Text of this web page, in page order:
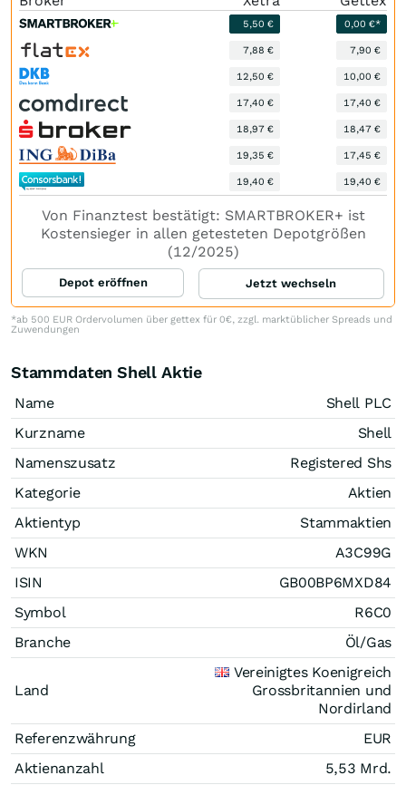
5,50 € 0,00 €*
7,88 € 7,90 €
12,50 € 10,00 €
17,40 € 17,40 €
18,97 € 18,47 €
19,35 € 17,45 €
19,40 € 19,40 €
Von Finanztest bestätigt: SMARTBROKER+ ist
Kostensieger in allen getesteten Depotgrößen
(12/2025)
Depot eröffnen Jetzt wechseln
*ab 500 EUR Ordervolumen über gettex für 0€, zzgl. marktüblicher Spreads und
Zuwendungen
Stammdaten Shell Aktie
Name
Shell PLC
Kurzname
Shell
Namenszusatz
Registered Shs
Kategorie
Aktien
Aktientyp
Stammaktien
WKN
A3C99G
ISIN
GB00BP6MXD84
Symbol
R6C0
Branche
Öl/Gas
Land
Vereinigtes Koenigreich
Grossbritannien und
Nordirland
Referenzwährung
EUR
Aktienanzahl
5,53 Mrd.